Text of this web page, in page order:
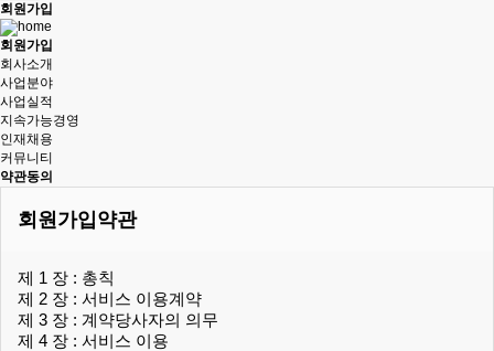
회원가입
회원가입
회사소개
사업분야
사업실적
지속가능경영
인재채용
커뮤니티
약관동의
회원가입약관
제 1 장 : 총칙
제 2 장 : 서비스 이용계약
제 3 장 : 계약당사자의 의무
제 4 장 : 서비스 이용